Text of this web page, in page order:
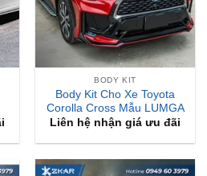
BODY KIT
Body Kit Cho Xe Toyota
Corolla Cross Mẫu LUMGA
Liên hệ nhận giá ưu đãi